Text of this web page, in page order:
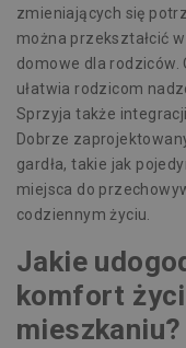
zmieniających się
można przekształcić
domowe dla rodziców.
ułatwia rodzicom
Sprzyja także
Dobrze
gardła, takie jak
miejsca do
codziennym życiu.
Jakie
komfort
mieszkaniu?